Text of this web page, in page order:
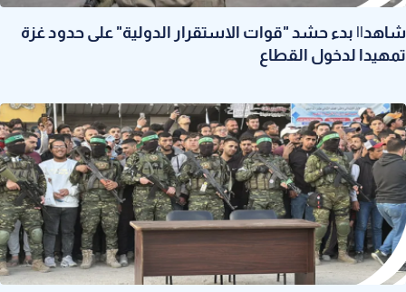
شاهد|| بدء حشد "قوات الاستقرار الدولية" على حدود غزة
تمهيدا لدخول القطاع